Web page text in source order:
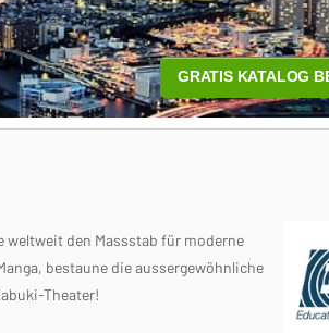
weltweit den Massstab für moderne
bestaune die aussergewöhnliche
Theater!